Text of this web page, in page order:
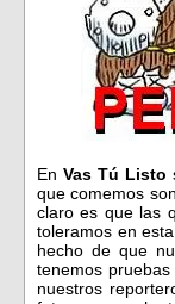
EnVas Tú Listo
que comemos
claro es que las
toleramos en
hecho de que
tenemos
nuestros